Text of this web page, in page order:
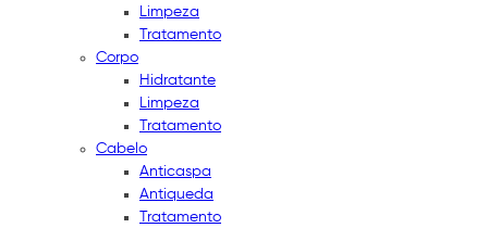
Limpeza
Tratamento
Corpo
Hidratante
Limpeza
Tratamento
Cabelo
Anticaspa
Antiqueda
Tratamento